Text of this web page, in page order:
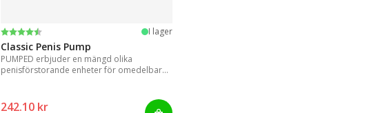
Betyg:
4.3 utav 5 stjärnor I lager
Classic Penis Pump
PUMPED erbjuder en mängd olika
penisförstorande enheter för omedelbara
242.10 kr